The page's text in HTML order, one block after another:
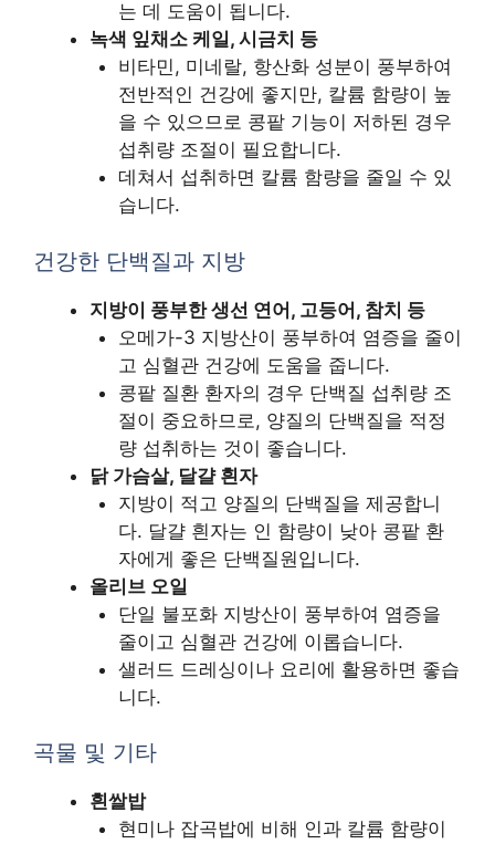
는 데 도움이 됩니다.
녹색 잎채소 케일, 시금치 등
비타민, 미네랄, 항산화 성분이 풍부하여
전반적인 건강에 좋지만, 칼륨 함량이 높
을 수 있으므로 콩팥 기능이 저하된 경우
섭취량 조절이 필요합니다.
데쳐서 섭취하면 칼륨 함량을 줄일 수 있
습니다.
건강한 단백질과 지방
지방이 풍부한 생선 연어, 고등어, 참치 등
오메가-3 지방산이 풍부하여 염증을 줄이
고 심혈관 건강에 도움을 줍니다.
콩팥 질환 환자의 경우 단백질 섭취량 조
절이 중요하므로, 양질의 단백질을 적정
량 섭취하는 것이 좋습니다.
닭 가슴살, 달걀 흰자
지방이 적고 양질의 단백질을 제공합니
다. 달걀 흰자는 인 함량이 낮아 콩팥 환
자에게 좋은 단백질원입니다.
올리브 오일
단일 불포화 지방산이 풍부하여 염증을
줄이고 심혈관 건강에 이롭습니다.
샐러드 드레싱이나 요리에 활용하면 좋습
니다.
곡물 및 기타
흰쌀밥
현미나 잡곡밥에 비해 인과 칼륨 함량이